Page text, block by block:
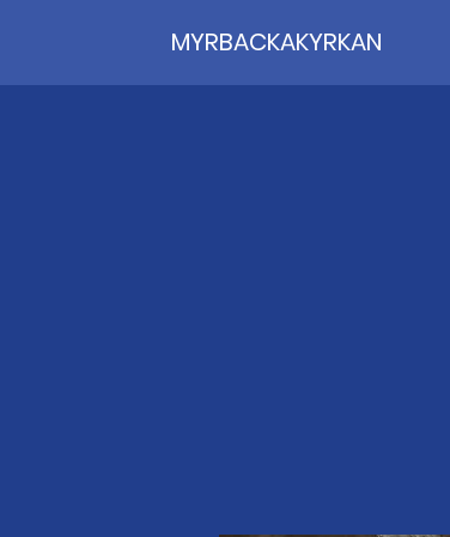
MYRBACKAKYRKAN